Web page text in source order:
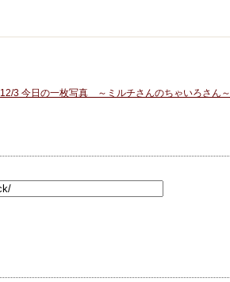
12/3 今日の一枚写真 ～ミルチさんのちゃいろさん～